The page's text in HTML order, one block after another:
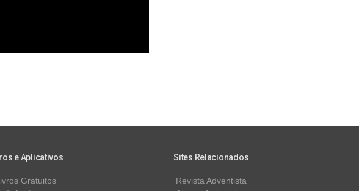
e Aplicativos
Gratuitos
Sites Relacionados
Revista Adventista